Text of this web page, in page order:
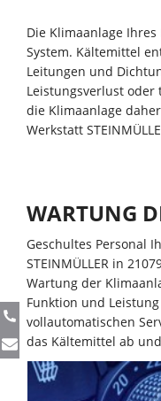
Die Klimaanlage
System. Kältemittel
Leitungen und
Leistungsverlust oder
die Klimaanlage
Werkstatt
WARTUNG
Geschultes Personal
STEINMÜLLER in
Wartung der
Funktion und
vollautomatischen
das Kältemittel ab